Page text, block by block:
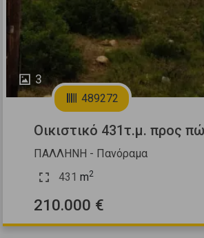
3
489272
Οικιστικό 431τ.μ. προς
ΠΑΛΛΗΝΗ - Πανόραμα
431 m2
210.000 €